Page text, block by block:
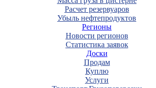
Расчет резервуаров
Убыль нефтепродуктов
Регионы
Новости регионов
Статистика заявок
Доски
Продам
Куплю
Услуги